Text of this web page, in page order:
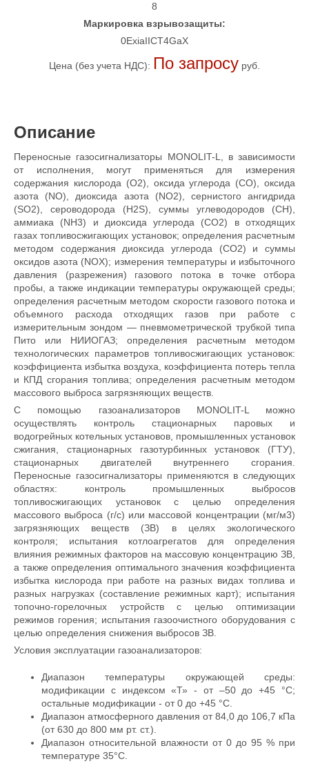
8
Маркировка взрывозащиты:
0ExiaIICT4GaX
Цена (без учета НДС): По запросу руб.
Описание
Переносные газосигнализаторы MONOLIT-L, в зависимости
от исполнения, могут применяться для измерения
содержания кислорода (О2), оксида углерода (СО), оксида
азота (NO), диоксида азота (NO2), сернистого ангидрида
(SO2), сероводорода (Н2S), суммы углеводородов (СН),
аммиака (NH3) и диоксида углерода (СО2) в отходящих
газах топливосжигающих установок; определения расчетным
методом содержания диоксида углерода (СО2) и суммы
оксидов азота (NOX); измерения температуры и избыточного
давления (разрежения) газового потока в точке отбора
пробы, а также индикации температуры окружающей среды;
определения расчетным методом скорости газового потока и
объемного расхода отходящих газов при работе с
измерительным зондом — пневмометрической трубкой типа
Пито или НИИОГАЗ; определения расчетным методом
технологических параметров топливосжигающих установок:
коэффициента избытка воздуха, коэффициента потерь тепла
и КПД сгорания топлива; определения расчетным методом
массового выброса загрязняющих веществ.
С помощью газоанализаторов MONOLIT-L можно
осуществлять контроль стационарных паровых и
водогрейных котельных установов, промышленных установок
сжигания, стационарных газотурбинных установок (ГТУ),
стационарных двигателей внутреннего сгорания.
Переносные газосигнализаторы применяются в следующих
областях: контроль промышленных выбросов
топливосжигающих установок с целью определения
массового выброса (г/с) или массовой концентрации (мг/м3)
загрязняющих веществ (ЗВ) в целях экологического
контроля; испытания котлоагрегатов для определения
влияния режимных факторов на массовую концентрацию ЗВ,
а также определения оптимального значения коэффициента
избытка кислорода при работе на разных видах топлива и
разных нагрузках (составление режимных карт); испытания
топочно-горелочных устройств с целью оптимизации
режимов горения; испытания газоочистного оборудования с
целью определения снижения выбросов ЗВ.
Условия эксплуатации газоанализаторов:
Диапазон температуры окружающей среды:
модификации с индексом «Т» - от –50 до +45 °С;
остальные модификации - от 0 до +45 °С.
Диапазон атмосферного давления от 84,0 до 106,7 кПа
(от 630 до 800 мм рт. ст.).
Диапазон относительной влажности от 0 до 95 % при
температуре 35°С.